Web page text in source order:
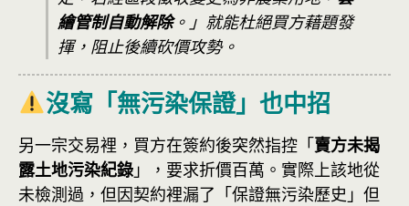
繪管制自動解除。」就能杜絕買方藉題發
揮，阻止後續砍價攻勢。
沒寫「無污染保證」也中招
另一宗交易裡，買方在簽約後突然指控「賣方未揭
露土地污染紀錄 」，要求折價百萬。實際上該地從
未檢測過，但因契約裡漏了「保證無污染歷史」但